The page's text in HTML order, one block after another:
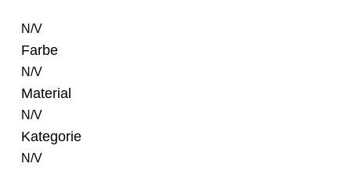
N/V
Farbe
N/V
Material
N/V
Kategorie
N/V